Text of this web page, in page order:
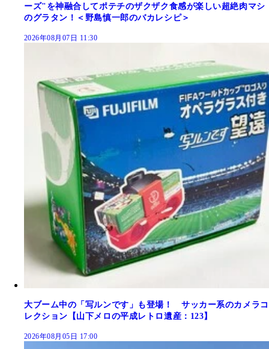
ーズ"を神融合してポテチのザクザク食感が楽しい超絶肉マシ
のグラタン！＜野島慎一郎のバカレシピ＞
2026年08月07日 11:30
大ブーム中の「写ルンです」も登場！ サッカー系のカメラコ
レクション【山下メロの平成レトロ遺産：123】
2026年08月05日 17:00